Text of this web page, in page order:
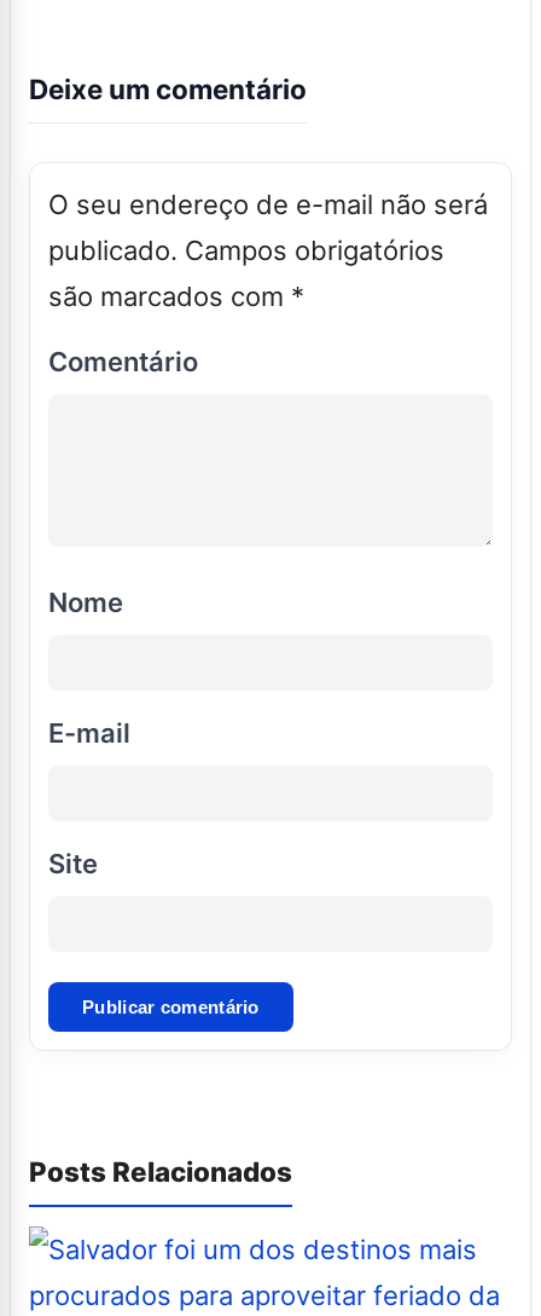
Deixe um comentário
O seu endereço de e-mail não será
publicado. Campos obrigatórios
são marcados com *
Comentário
Nome
E-mail
Site
Posts Relacionados